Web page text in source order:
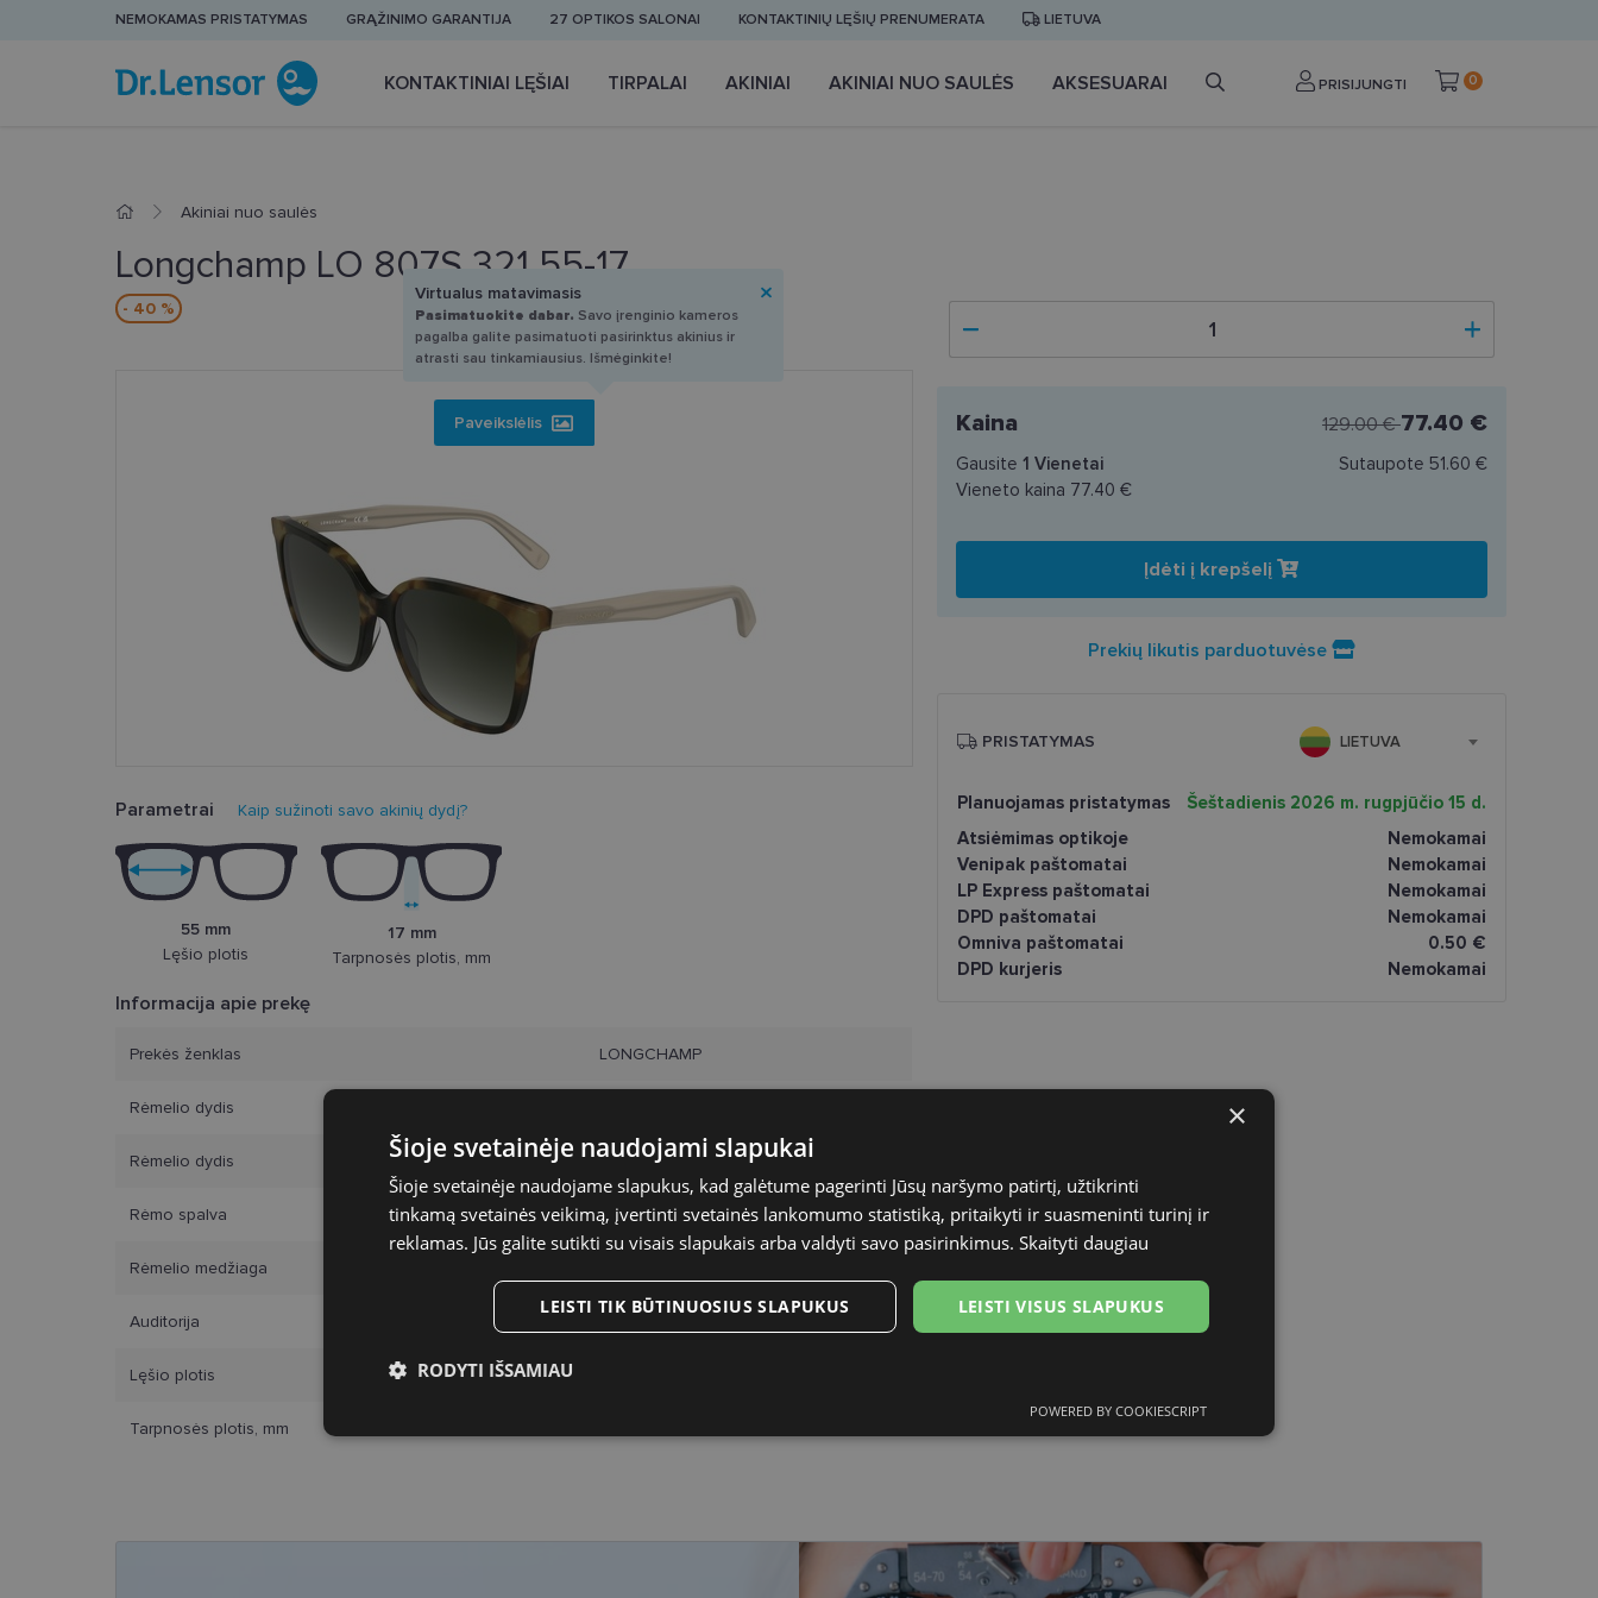
NEMOKAMAS PRISTATYMAS GRĄŽINIMO GARANTIJA 27 OPTIKOS SALONAI KONTAKTINIŲ LĘŠIŲ PRENUMERATA LIETUVA
KONTAKTINIAI LĘŠIAI TIRPALAI AKINIAI AKINIAI NUO SAULĖS AKSESUARAI PRISIJUNGTI 0
Akiniai nuo saulės
Longchamp LO 807S 321 55-17
- 40 %
Paveikslėlis
Virtualus matavimasis
Pasimatuokite dabar. Savo įrenginio kameros
pagalba galite pasimatuoti pasirinktus akinius ir
atrasti sau tinkamiausius. Išmėginkite!
Parametrai Kaip sužinoti savo akinių dydį?
55 mm
Lęšio plotis
17 mm
Tarpnosės plotis, mm
Informacija apie prekę
Prekės ženklas LONGCHAMP
Rėmelio dydis
Rėmelio dydis M
Rėmo spalva havana
Rėmelio medžiaga
Auditorija
Lęšio plotis
Tarpnosės plotis, mm
Kaina 129.00 €77.40 €
Gausite 1 Vienetai
Vieneto kaina 77.40 €
Sutaupote 51.60 €
Įdėti į krepšelį
Prekių likutis parduotuvėse
PRISTATYMAS LIETUVA
Planuojamas pristatymas
Šeštadienis 2026 m. rugpjūčio 15 d.
Atsiėmimas optikoje
Nemokamai
Venipak paštomatai
Nemokamai
LP Express paštomatai
Nemokamai
DPD paštomatai
Nemokamai
Omniva paštomatai
0.50 €
DPD kurjeris
Nemokamai
×
Šioje svetainėje naudojami slapukai
Šioje svetainėje naudojame slapukus, kad galėtume pagerinti Jūsų naršymo patirtį, užtikrinti
tinkamą svetainės veikimą, įvertinti svetainės lankomumo statistiką, pritaikyti ir suasmeninti turinį ir
reklamas. Jūs galite sutikti su visais slapukais arba valdyti savo pasirinkimus. Skaityti daugiau
LEISTI VISUS SLAPUKUS
LEISTI TIK BŪTINUOSIUS SLAPUKUS
RODYTI IŠSAMIAU
Funkciniai slapukai
Rinkodaros slapukai Funkciniai slapukai
POWERED BY COOKIESCRIPT